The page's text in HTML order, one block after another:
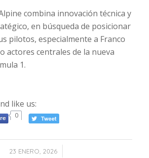
combina innovación técnica y
en búsqueda de posicionar
pilotos, especialmente a Franco
actores centrales de la nueva
1.
like us:
0
23 ENERO, 2026
/